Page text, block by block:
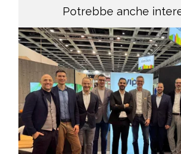
Potrebbe anche